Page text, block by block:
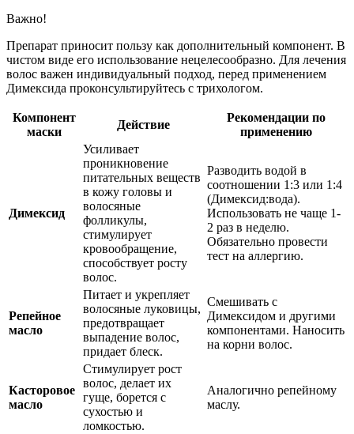
Важно!
Препарат приносит пользу как дополнительный компонент. В
чистом виде его использование нецелесообразно. Для лечения
волос важен индивидуальный подход, перед применением
Димексида проконсультируйтесь с трихологом.
Компонент
маски
Действие
Рекомендации по
применению
Димексид
Усиливает
проникновение
питательных веществ
в кожу головы и
волосяные
фолликулы,
стимулирует
кровообращение,
способствует росту
волос.
Разводить водой в
соотношении 1:3 или 1:4
(Димексид:вода).
Использовать не чаще 1-
2 раз в неделю.
Обязательно провести
тест на аллергию.
Репейное
масло
Питает и укрепляет
волосяные луковицы,
предотвращает
выпадение волос,
придает блеск.
Смешивать с
Димексидом и другими
компонентами. Наносить
на корни волос.
Касторовое
масло
Стимулирует рост
волос, делает их
гуще, борется с
сухостью и
ломкостью.
Аналогично репейному
маслу.